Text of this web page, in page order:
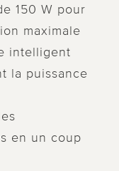
150 W pour
maximale
intelligent
la puissance
en un coup